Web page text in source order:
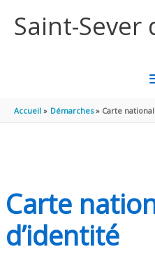
Saint-Sever
Accueil Démarches Carte
Carte
d’identité